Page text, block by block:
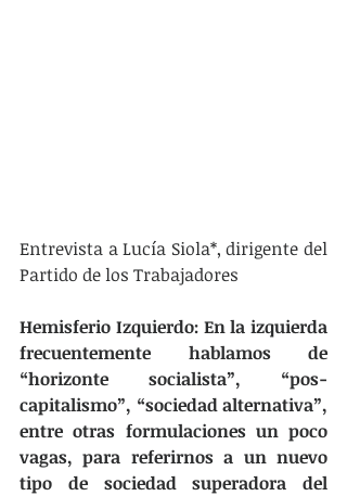
Entrevista a Lucía Siola*, dirigente del
Partido de los Trabajadores
Hemisferio Izquierdo: En la izquierda
frecuentemente hablamos de
“horizonte socialista”, “pos-
capitalismo”, “sociedad alternativa”,
entre otras formulaciones un poco
vagas, para referirnos a un nuevo
tipo de sociedad superadora del